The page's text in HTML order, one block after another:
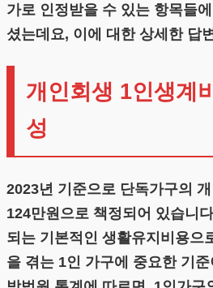
가로 인정받을 수 있는 항목들
셨는데요, 이에 대한 상세한 답
개인회생 1인생계
성
2023년 기준으로 단독가구의
124만원으로 책정되어 있습니
되는 기본적인 생활유지비용으
을 겪는 1인 가구에 중요한 기